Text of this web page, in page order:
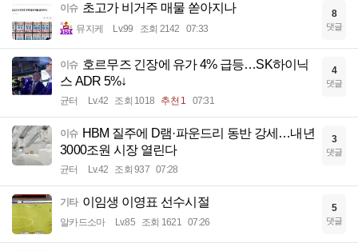
이슈 초고가 비거주 매물 쏟아지나
뮤지케 Lv.99 조회 2142 07:33
8
댓글
이슈 호르무즈 긴장에 유가 4% 급등…SK하이닉
스 ADR 5%↓
균터 Lv.42 조회 1018 추천 1 07:31
4
댓글
이슈 HBM 질주에 D램·파운드리 동반 강세…내년
3000조원 시장 열린다
균터 Lv.42 조회 937 07:28
3
댓글
기타 이임생 이영표 선수시절
알카드소마 Lv.85 조회 1621 07:26
5
댓글